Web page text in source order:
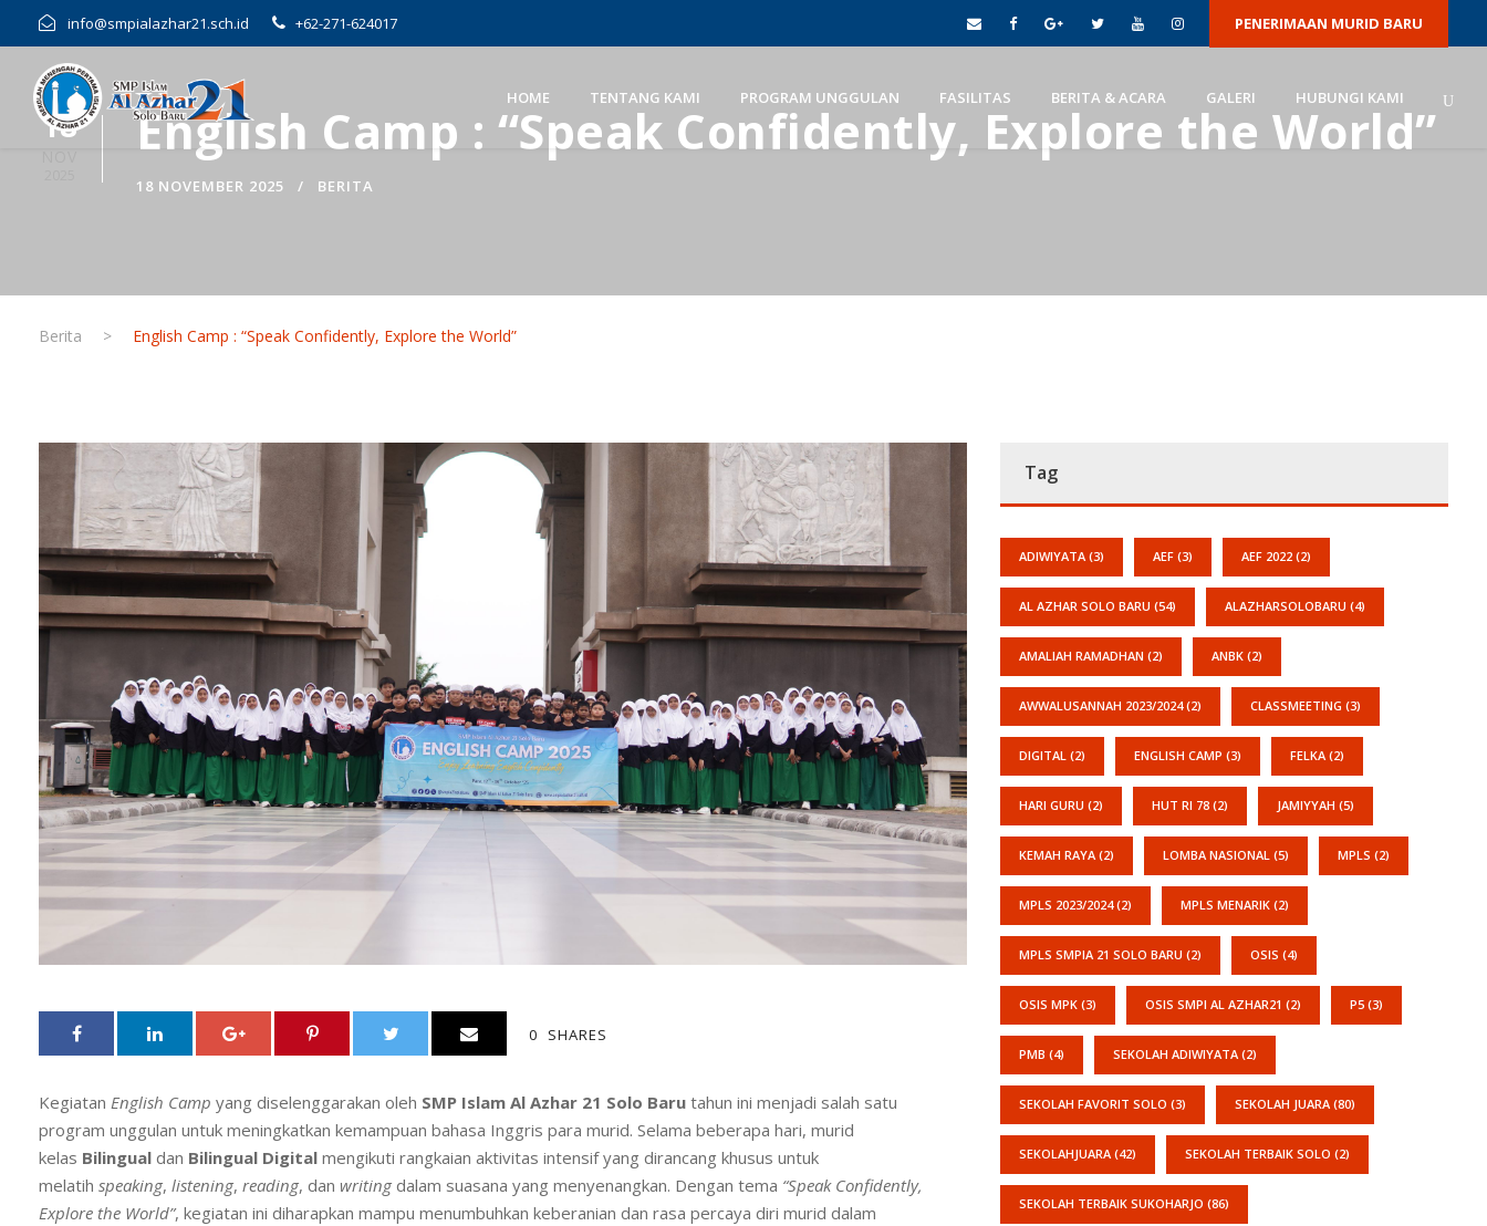
info@smpialazhar21.sch.id +62-271-624017 PENERIMAAN MURID BARU
HOME TENTANG KAMI PROGRAM UNGGULAN FASILITAS BERITA & ACARA GALERI HUBUNGI KAMI
18 English Camp : “Speak Confidently, Explore the World”
18 NOVEMBER 2025 BERITA
Berita > English Camp : “Speak Confidently, Explore the World”
0 SHARES
Kegiatan English Camp yang diselenggarakan oleh SMP Islam Al Azhar 21 Solo Baru tahun ini menjadi salah satu
program unggulan untuk meningkatkan kemampuan bahasa Inggris para murid. Selama beberapa hari, murid
kelas Bilingual dan Bilingual Digital mengikuti rangkaian aktivitas intensif yang dirancang khusus untuk
melatih speaking, listening, reading, dan writing dalam suasana yang menyenangkan. Dengan tema “Speak Confidently,
Explore the World”, kegiatan ini diharapkan mampu menumbuhkan keberanian dan rasa percaya diri murid dalam
Tag
ADIWIYATA (3) AEF (3) AEF 2022 (2)
AL AZHAR SOLO BARU (54) ALAZHARSOLOBARU (4)
AMALIAH RAMADHAN (2) ANBK (2)
AWWALUSANNAH 2023/2024(2) CLASSMEETING (3)
DIGITAL (2) ENGLISH CAMP (3) FELKA (2)
HARI GURU (2) HUT RI 78 (2) JAMIYYAH (5)
KEMAH RAYA (2) LOMBA NASIONAL (5) MPLS (2)
MPLS 2023/2024(2) MPLS MENARIK (2)
MPLS SMPIA 21 SOLO BARU (2) OSIS (4)
OSIS MPK (3) OSIS SMPI AL AZHAR21 (2) P5 (3)
PMB (4) SEKOLAH ADIWIYATA (2)
SEKOLAH FAVORIT SOLO (3) SEKOLAH JUARA (80)
SEKOLAHJUARA (42) SEKOLAH TERBAIK SOLO (2)
SEKOLAH TERBAIK SUKOHARJO (86)